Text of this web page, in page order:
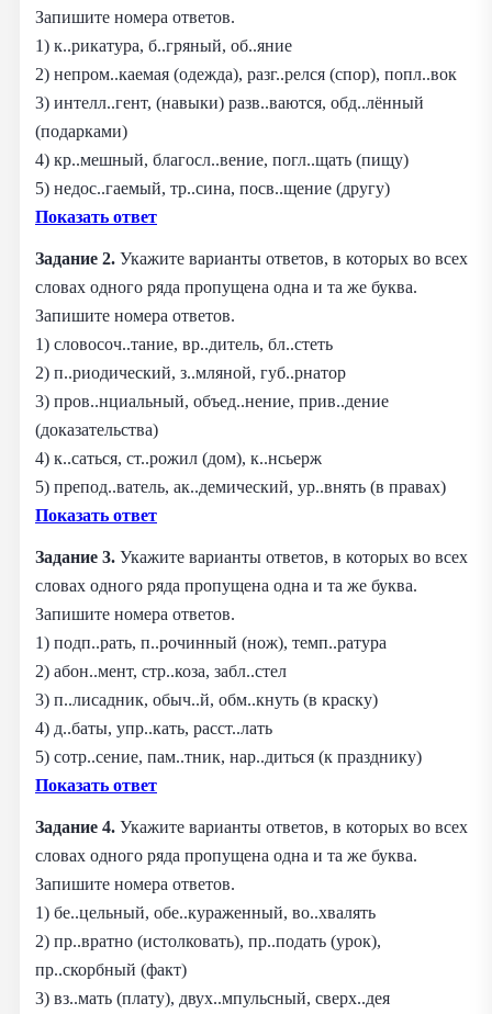
Запишите номера ответов.
1) к..рикатура, б..гряный, об..яние
2) непром..каемая (одежда), разг..релся (спор), попл..вок
3) интелл..гент, (навыки) разв..ваются, обд..лённый
(подарками)
4) кр..мешный, благосл..вение, погл..щать (пищу)
5) недос..гаемый, тр..сина, посв..щение (другу)
Показать ответ
Задание 2. Укажите варианты ответов, в которых во всех
словах одного ряда пропущена одна и та же буква.
Запишите номера ответов.
1) словосоч..тание, вр..дитель, бл..стеть
2) п..риодический, з..мляной, губ..рнатор
3) пров..нциальный, объед..нение, прив..дение
(доказательства)
4) к..саться, ст..рожил (дом), к..нсьерж
5) препод..ватель, ак..демический, ур..внять (в правах)
Показать ответ
Задание 3. Укажите варианты ответов, в которых во всех
словах одного ряда пропущена одна и та же буква.
Запишите номера ответов.
1) подп..рать, п..рочинный (нож), темп..ратура
2) абон..мент, стр..коза, забл..стел
3) п..лисадник, обыч..й, обм..кнуть (в краску)
4) д..баты, упр..кать, расст..лать
5) сотр..сение, пам..тник, нар..диться (к празднику)
Показать ответ
Задание 4. Укажите варианты ответов, в которых во всех
словах одного ряда пропущена одна и та же буква.
Запишите номера ответов.
1) бе..цельный, обе..кураженный, во..хвалять
2) пр..вратно (истолковать), пр..подать (урок),
пр..скорбный (факт)
3) вз..мать (плату), двух..мпульсный, сверх..дея